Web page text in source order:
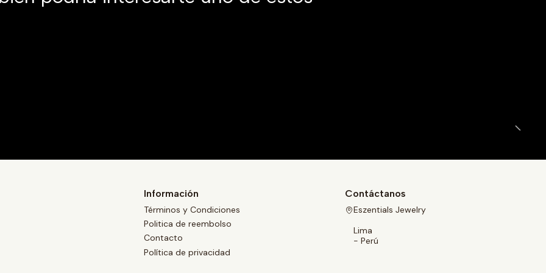
Información
Términos y Condiciones
Politica de reembolso
Contacto
Política de privacidad
Contáctanos
Eszentials Jewelry
Lima
- Perú